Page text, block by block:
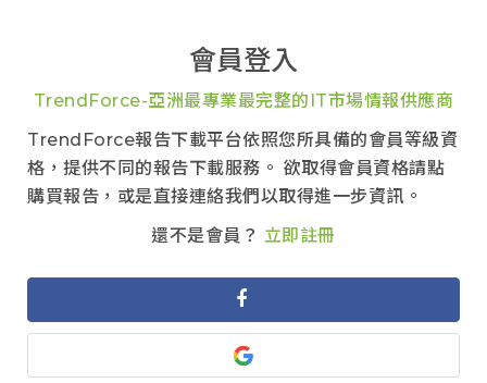
會員登入
TrendForce-亞洲最專業最完整的IT市場情報供應商
TrendForce報告下載平台依照您所具備的會員等級資
格，提供不同的報告下載服務。 欲取得會員資格請點
購買報告，或是直接連絡我們以取得進一步資訊。
還不是會員？ 立即註冊